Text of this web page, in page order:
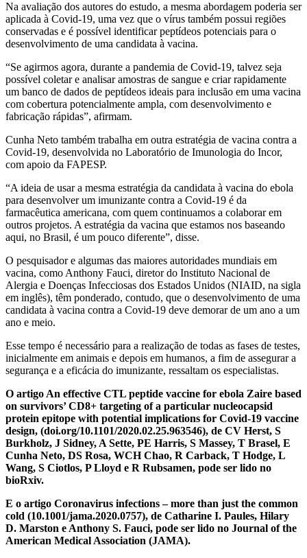
Na avaliação dos autores do estudo, a mesma abordagem poderia ser
aplicada à Covid-19, uma vez que o vírus também possui regiões
conservadas e é possível identificar peptídeos potenciais para o
desenvolvimento de uma candidata à vacina.
“Se agirmos agora, durante a pandemia de Covid-19, talvez seja
possível coletar e analisar amostras de sangue e criar rapidamente
um banco de dados de peptídeos ideais para inclusão em uma vacina
com cobertura potencialmente ampla, com desenvolvimento e
fabricação rápidas”, afirmam.
Cunha Neto também trabalha em outra estratégia de vacina contra a
Covid-19, desenvolvida no Laboratório de Imunologia do Incor,
com apoio da FAPESP.
“A ideia de usar a mesma estratégia da candidata à vacina do ebola
para desenvolver um imunizante contra a Covid-19 é da
farmacêutica americana, com quem continuamos a colaborar em
outros projetos. A estratégia da vacina que estamos nos baseando
aqui, no Brasil, é um pouco diferente”, disse.
O pesquisador e algumas das maiores autoridades mundiais em
vacina, como Anthony Fauci, diretor do Instituto Nacional de
Alergia e Doenças Infecciosas dos Estados Unidos (NIAID, na sigla
em inglês), têm ponderado, contudo, que o desenvolvimento de uma
candidata à vacina contra a Covid-19 deve demorar de um ano a um
ano e meio.
Esse tempo é necessário para a realização de todas as fases de testes,
inicialmente em animais e depois em humanos, a fim de assegurar a
segurança e a eficácia do imunizante, ressaltam os especialistas.
O artigo An effective CTL peptide vaccine for ebola Zaire based
on survivors’ CD8+ targeting of a particular nucleocapsid
protein epitope with potential implications for Covid-19 vaccine
design, (doi.org/10.1101/2020.02.25.963546), de CV Herst, S
Burkholz, J Sidney, A Sette, PE Harris, S Massey, T Brasel, E
Cunha Neto, DS Rosa, WCH Chao, R Carback, T Hodge, L
Wang, S Ciotlos, P Lloyd e R Rubsamen, pode ser lido no
bioRxiv.
E o artigo Coronavirus infections – more than just the common
cold (10.1001/jama.2020.0757), de Catharine I. Paules, Hilary
D. Marston e Anthony S. Fauci, pode ser lido no Journal of the
American Medical Association (JAMA).